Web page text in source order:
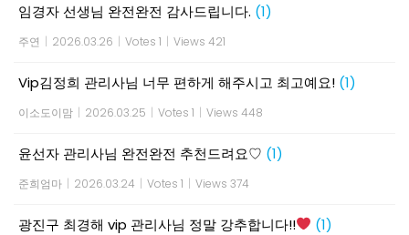
임경자 선생님 완전완전 감사드립니다. (1)
주연 | 2026.03.26 | Votes 1 | Views 421
Vip김정희 관리사님 너무 편하게 해주시고 최고예요! (1)
이소도이맘 | 2026.03.25 | Votes 1 | Views 448
윤선자 관리사님 완전완전 추천드려요♡ (1)
준희엄마 | 2026.03.24 | Votes 1 | Views 374
광진구 최경해 vip 관리사님 정말 강추합니다!! (1)